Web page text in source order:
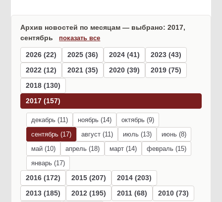
Архив новостей по месяцам — выбрано: 2017,
сентябрь
показать все
2026 (22) 2025 (36) 2024 (41)
2023 (43)
2022 (12)
2021 (35) 2020 (39)
2019 (75)
2018 (130)
2017 (157)
декабрь (11) ноябрь (14)
октябрь (9)
сентябрь (17)
август (11) июль (13)
июнь (8)
май (10)
апрель (18) март (14)
февраль (15)
январь (17)
2016 (172) 2015 (207)
2014 (203)
2013 (185)
2012 (195) 2011 (68)
2010 (73)